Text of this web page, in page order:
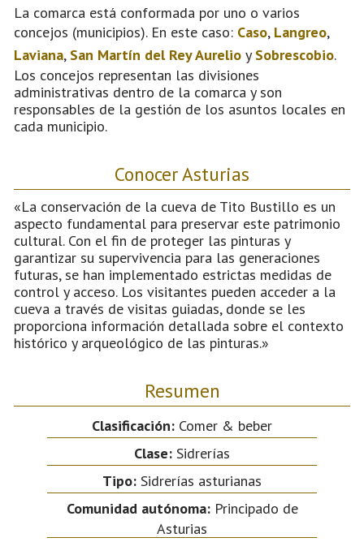
La comarca está conformada por uno o varios
concejos (municipios). En este caso: Caso, Langreo,
Laviana, San Martín del Rey Aurelio y Sobrescobio.
Los concejos representan las divisiones
administrativas dentro de la comarca y son
responsables de la gestión de los asuntos locales en
cada municipio.
Conocer Asturias
«La conservación de la cueva de Tito Bustillo es un
aspecto fundamental para preservar este patrimonio
cultural. Con el fin de proteger las pinturas y
garantizar su supervivencia para las generaciones
futuras, se han implementado estrictas medidas de
control y acceso. Los visitantes pueden acceder a la
cueva a través de visitas guiadas, donde se les
proporciona información detallada sobre el contexto
histórico y arqueológico de las pinturas.»
Resumen
Clasificación: Comer & beber
Clase: Sidrerías
Tipo: Sidrerías asturianas
Comunidad autónoma:Principado de
Asturias